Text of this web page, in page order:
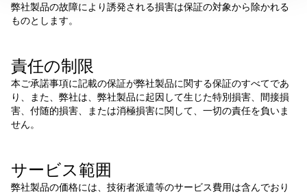
弊社製品の故障により誘発される損害は保証の対象から除かれる
ものとします。
責任の制限
本ご承諾事項に記載の保証が弊社製品に関する保証のすべてであ
り、また、弊社は、弊社製品に起因して生じた特別損害、間接損
害、付随的損害、または消極損害に関して、一切の責任を負いま
せん。
サービス範囲
弊社製品の価格には、技術者派遣等のサービス費用は含んでおり